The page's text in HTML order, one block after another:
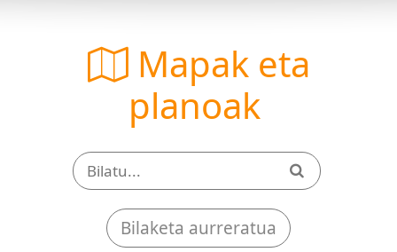
Mapak eta
planoak
Bilaketa aurreratua